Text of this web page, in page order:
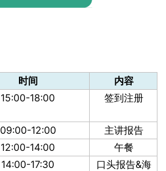
时间
内容
15:00-18:00 签到注册
09:00-12:00
主讲报告
12:00-14:00
午餐
14:00-17:30
口头报告&海